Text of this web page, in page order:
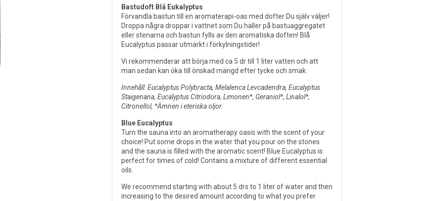
Bastudoft Blå Eukalyptus
Förvandla bastun till en aromaterapi-oas med dofter Du själv väljer!
Droppa några droppar i vattnet som Du häller på bastuaggregatet
eller stenarna och bastun fylls av den aromatiska doften! Blå
Eucalyptus passar utmärkt i förkylningstider!
Vi rekommenderar att börja med ca 5 dr till 1 liter vatten och att
man sedan kan öka till önskad mängd efter tycke och smak.
Innehåll: Eucalyptus Polybracta, Melalenca Levcadendra, Eucalyptus
Staigenana, Eucalyptus Citriodora, Limonen*, Geraniol*, Linalol*,
Citronellol, *Ämnen i eteriska oljor.
Blue Eucalyptus
Turn the sauna into an aromatherapy oasis with the scent of your
choice! Put some drops in the water that you pour on the stones
and the sauna is filled with the aromatic scent! Blue Eucalyptus is
perfect for times of cold! Contains a mixture of different essential
oils.
We recommend starting with about 5 drs to 1 liter of water and then
increasing to the desired amount according to what you prefer